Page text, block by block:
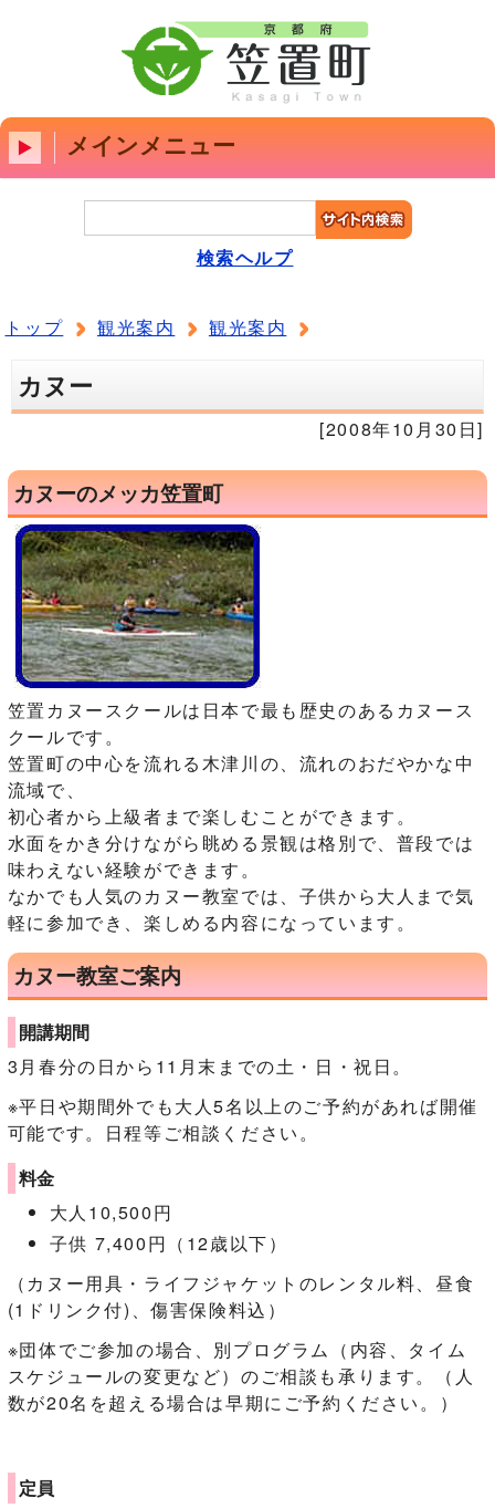
メインメニュー
検索ヘルプ
トップ 観光案内 観光案内
カヌー
[2008年10月30日]
カヌーのメッカ笠置町
笠置カヌースクールは日本で最も歴史のあるカヌース
クールです。
笠置町の中心を流れる木津川の、流れのおだやかな中
流域で、
初心者から上級者まで楽しむことができます。
水面をかき分けながら眺める景観は格別で、普段では
味わえない経験ができます。
なかでも人気のカヌー教室では、子供から大人まで気
軽に参加でき、楽しめる内容になっています。
カヌー教室ご案内
開講期間
3月春分の日から11月末までの土・日・祝日。
※平日や期間外でも大人5名以上のご予約があれば開催
可能です。日程等ご相談ください。
料金
大人10,500円
子供 7,400円（12歳以下）
（カヌー用具・ライフジャケットのレンタル料、昼食
(1ドリンク付)、傷害保険料込）
※団体でご参加の場合、別プログラム（内容、タイム
スケジュールの変更など）のご相談も承ります。（人
数が20名を超える場合は早期にご予約ください。）
定員